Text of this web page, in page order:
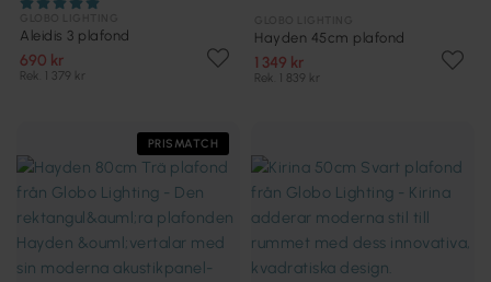
Aleidis 3 plafond
690 kr
Rek. 1 379 kr
Hayden 45cm plafond
1 349 kr
Rek. 1 839 kr
PRISMATCH